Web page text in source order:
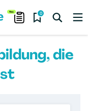
0
die